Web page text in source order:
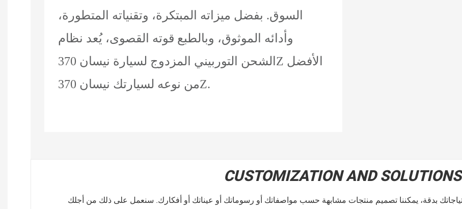
السوق. بفضل ميزاته المبتكرة، وتقنياته المتطورة،
وأدائه الموثوق، وبالطبع قوته القصوى، يُعد نظام
الشحن التوربيني المزدوج لسيارة نيسان 370Z الأفضل
من نوعه لسيارتك نيسان 370Z.
CUSTOMIZATION AND SOLUTIONS